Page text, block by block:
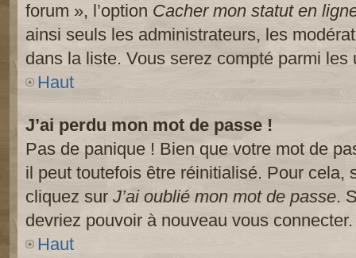
forum », l’option Cacher mon statut en
ainsi seuls les administrateurs, les
dans la liste. Vous serez compté parmi
Haut
J’ai perdu mon mot de passe !
Pas de panique ! Bien que votre mot de
il peut toutefois être réinitialisé. Pour cela,
cliquez sur J’ai oublié mon mot de passe.
devriez pouvoir à nouveau vous connecter.
Haut